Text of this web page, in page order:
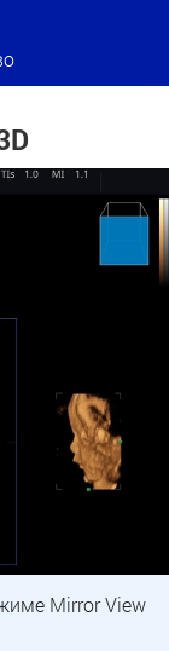
Mirror View